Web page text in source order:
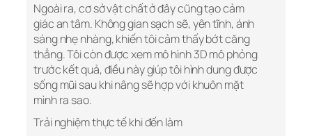
Ngoài ra, cơ sở vật chất ở đây cũng tạo cảm
giác an tâm. Không gian sạch sẽ, yên tĩnh, ánh
sáng nhẹ nhàng, khiến tôi cảm thấy bớt căng
thẳng. Tôi còn được xem mô hình 3D mô phỏng
trước kết quả, điều này giúp tôi hình dung được
sống mũi sau khi nâng sẽ hợp với khuôn mặt
mình ra sao.
Trải nghiệm thực tế khi đến làm